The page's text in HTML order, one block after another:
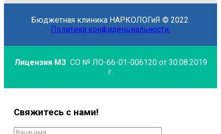
Бюджетная клиника НАРКОЛОГиЯ © 2022.
Политика конфиденциальности.
Лицензия МЗСО № ЛО-66-01-006120 от 30.08.2019
г.
Свяжитесь с нами!